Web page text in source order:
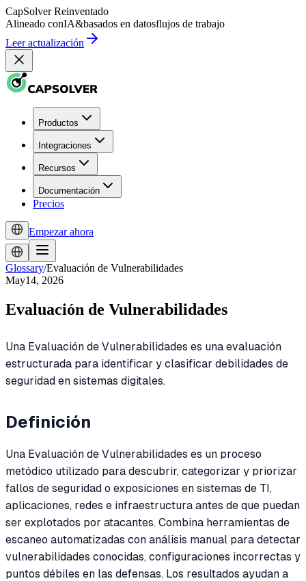
CapSolver Reinventado
Alineado conIA&basados en datosflujos de trabajo
Leer actualización
Productos
Integraciones
Recursos
Documentación
Precios
Empezar ahora
Glossary/Evaluación de Vulnerabilidades
May14, 2026
Evaluación de Vulnerabilidades
Una Evaluación de Vulnerabilidades es una evaluación
estructurada para identificar y clasificar debilidades de
seguridad en sistemas digitales.
Definición
Una Evaluación de Vulnerabilidades es un proceso
metódico utilizado para descubrir, categorizar y priorizar
fallos de seguridad o exposiciones en sistemas de TI,
aplicaciones, redes e infraestructura antes de que puedan
ser explotados por atacantes. Combina herramientas de
escaneo automatizadas con análisis manual para detectar
vulnerabilidades conocidas, configuraciones incorrectas y
puntos débiles en las defensas. Los resultados ayudan a